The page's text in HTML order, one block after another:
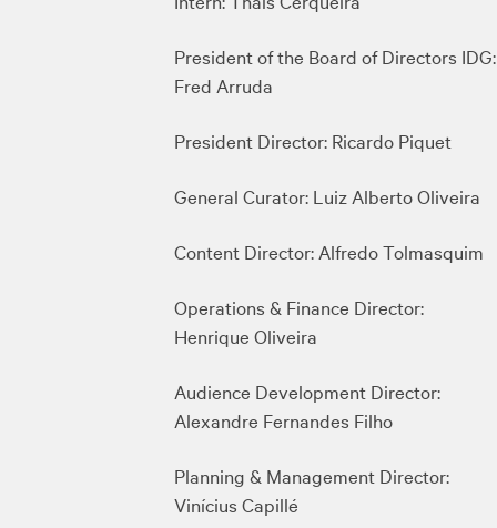
President of the Board of Directors IDG:
Fred Arruda
President Director: Ricardo Piquet
General Curator: Luiz Alberto Oliveira
Content Director: Alfredo Tolmasquim
Operations & Finance Director:
Henrique Oliveira
Audience Development Director:
Alexandre Fernandes Filho
Planning & Management Director:
Vinícius Capillé